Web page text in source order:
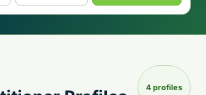
4 profiles